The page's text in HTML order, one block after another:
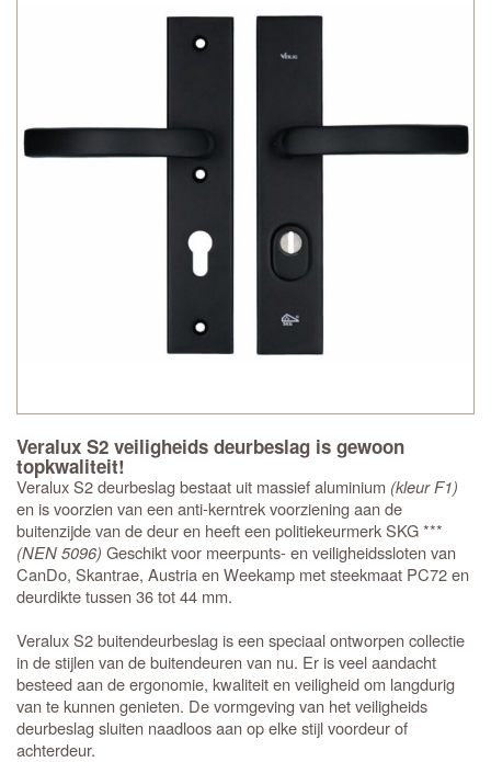
Veralux S2 veiligheids deurbeslag is gewoon
topkwaliteit!
Veralux S2 deurbeslag bestaat uit massief aluminium (kleur F1)
en is voorzien van een anti-kerntrek voorziening aan de
buitenzijde van de deur en heeft een politiekeurmerk SKG ***
(NEN 5096) Geschikt voor meerpunts- en veiligheidssloten van
CanDo, Skantrae, Austria en Weekamp met steekmaat PC72 en
deurdikte tussen 36 tot 44 mm.
Veralux S2 buitendeurbeslag is een speciaal ontworpen collectie
in de stijlen van de buitendeuren van nu. Er is veel aandacht
besteed aan de ergonomie, kwaliteit en veiligheid om langdurig
van te kunnen genieten. De vormgeving van het veiligheids
deurbeslag sluiten naadloos aan op elke stijl voordeur of
achterdeur.